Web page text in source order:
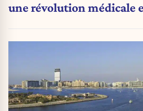
une révolution médicale